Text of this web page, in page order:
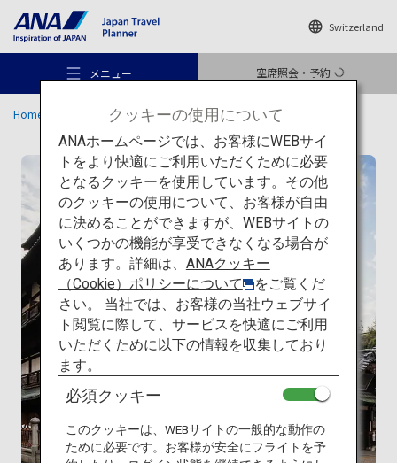
Switzerland
メニュー 空席照会・予約
おすすめの旅
旅のアイデア
行き先
旅のお役立ち情報
Home 旅のアイデア 特集 日本の建築を巡る旅 一覧
伝統建築
クッキーの使用について
ANAホームページでは、お客様にWEBサイ
トをより快適にご利用いただくために必要
となるクッキーを使用しています。その他
のクッキーの使用について、お客様が自由
に決めることができますが、WEBサイトの
いくつかの機能が享受できなくなる場合が
あります。詳細は、 ANAクッキー
（Cookie）ポリシーについて
をご覧くだ
さい。 当社では、お客様の当社ウェブサイ
ト閲覧に際して、サービスを快適にご利用
いただくために以下の情報を収集しており
ます。
必須クッキー
このクッキーは、WEBサイトの一般的な動作の
ために必要です。お客様が安全にフライトを予